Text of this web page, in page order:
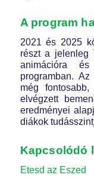
A program
2021 és 2025
részt a jelenleg
animációra
programban.
még
elvégzett
eredményei
diákok
Kapcsolódó
Etesd az Eszed